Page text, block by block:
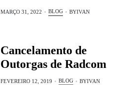
MARÇO 31, 2022 BLOG BYIVAN
Cancelamento de
Outorgas de Radcom
FEVEREIRO 12, 2019 BLOG BYIVAN